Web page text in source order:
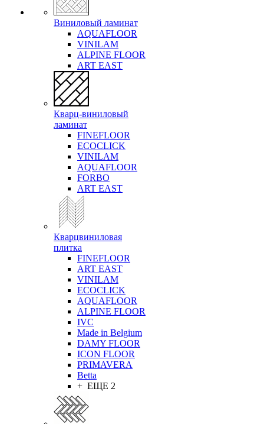
Виниловый ламинат
AQUAFLOOR
VINILAM
ALPINE FLOOR
ART EAST
Кварц-виниловый
ламинат
FINEFLOOR
ECOCLICK
VINILAM
AQUAFLOOR
FORBO
ART EAST
Кварцвиниловая
плитка
FINEFLOOR
ART EAST
VINILAM
ECOCLICK
AQUAFLOOR
ALPINE FLOOR
IVC
Made in Belgium
DAMY FLOOR
ICON FLOOR
PRIMAVERA
Betta
+ ЕЩЕ 2